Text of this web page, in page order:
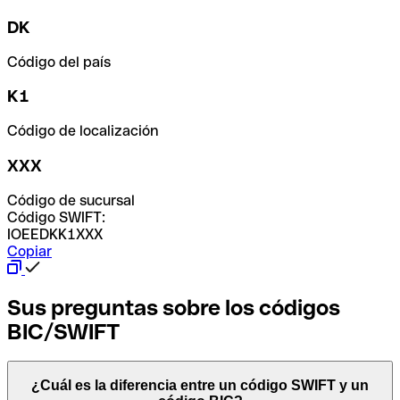
DK
Código del país
K1
Código de localización
XXX
Código de sucursal
Código SWIFT:
IOEEDKK1XXX
Copiar
Sus preguntas sobre los códigos
BIC/SWIFT
¿Cuál es la diferencia entre un código SWIFT y un